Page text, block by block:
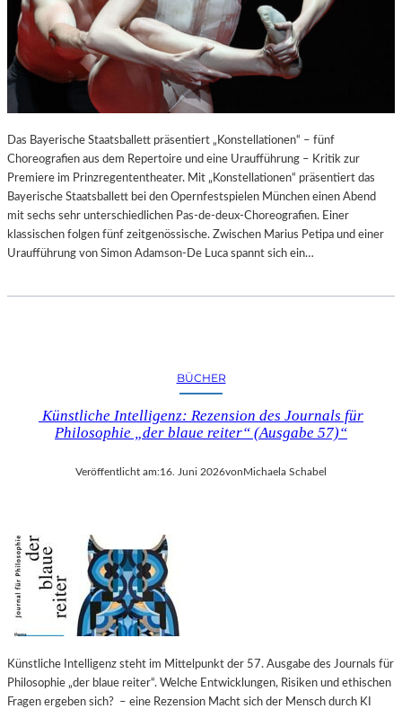
Das Bayerische Staatsballett präsentiert „Konstellationen“ – fünf
Choreografien aus dem Repertoire und eine Uraufführung – Kritik zur
Premiere im Prinzregententheater. Mit „Konstellationen“ präsentiert das
Bayerische Staatsballett bei den Opernfestspielen München einen Abend
mit sechs sehr unterschiedlichen Pas-de-deux-Choreografien. Einer
klassischen folgen fünf zeitgenössische. Zwischen Marius Petipa und einer
Uraufführung von Simon Adamson-De Luca spannt sich ein…
BÜCHER
Künstliche Intelligenz: Rezension des Journals für
Philosophie „der blaue reiter“ (Ausgabe 57)“
Veröffentlicht am:16. Juni 2026von Michaela Schabel
Künstliche Intelligenz steht im Mittelpunkt der 57. Ausgabe des Journals für
Philosophie „der blaue reiter“. Welche Entwicklungen, Risiken und ethischen
Fragen ergeben sich? – eine Rezension Macht sich der Mensch durch KI